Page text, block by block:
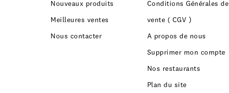
Nouveaux produits
Meilleures ventes
Nous contacter
Conditions Générales de
vente ( CGV )
A propos de nous
Supprimer mon compte
Nos restaurants
Plan du site